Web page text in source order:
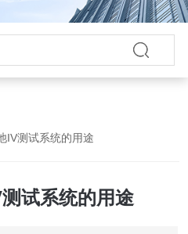
IV测试系统的用途
试系统的用途